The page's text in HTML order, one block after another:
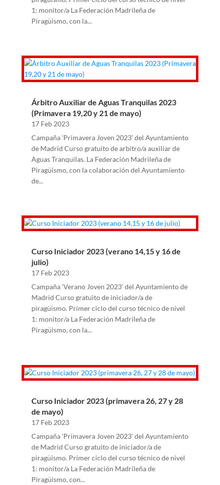
1: monitor/a La Federación Madrileña de
Piragüismo, con la...
Árbitro Auxiliar de Aguas Tranquilas 2023
(Primavera 19,20 y 21 de mayo)
17 Feb 2023
Campaña ‘Primavera Joven 2023’ del Ayuntamiento
de Madrid Curso gratuito de arbitro/a auxiliar de
Aguas Tranquilas. La Federación Madrileña de
Piragüismo, con la colaboración del Ayuntamiento
de...
Curso Iniciador 2023 (verano 14,15 y 16 de
julio)
17 Feb 2023
Campaña ‘Verano Joven 2023’ del Ayuntamiento de
Madrid Curso gratuito de iniciador/a de
piragüismo. Primer ciclo del curso técnico de nivel
1: monitor/a La Federación Madrileña de
Piragüismo, con la...
Curso Iniciador 2023 (primavera 26, 27 y 28
de mayo)
17 Feb 2023
Campaña ‘Primavera Joven 2023’ del Ayuntamiento
de Madrid Curso gratuito de iniciador/a de
piragüismo. Primer ciclo del curso técnico de nivel
1: monitor/a La Federación Madrileña de
Piragüismo, con...